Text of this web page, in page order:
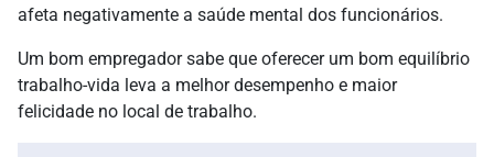
afeta negativamente a saúde mental dos funcionários.
Um bom empregador sabe que oferecer um bom equilíbrio
trabalho-vida leva a melhor desempenho e maior
felicidade no local de trabalho.